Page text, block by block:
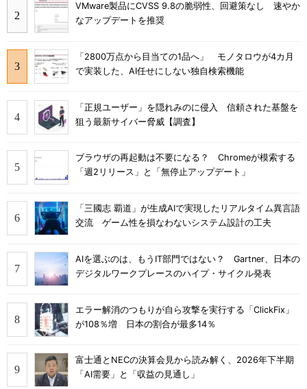
VMware製品にCVSS 9.8の脆弱性、回避策なし 速やか
なアップデートを推奨
「2800万点から目当ての1品へ」 モノタロウが4カ月
で実装した、AI任せにしない独自検索機能
「正規ユーザー」を隠れみのに侵入 信頼された基盤を
狙う最新サイバー脅威【調査】
ブラウザの再起動は不要になる？ Chromeが模索する
「週2リリース」と「無停止アップデート」
「三國志 覇道」が生成AIで実現したリアルタイム異言語
交流 ゲーム性を損なわないシステム設計の工夫
AIを選ぶのは、もうIT部門ではない？ Gartner、日本の
デジタルワークプレースのハイプ・サイクル発表
エラー解消のつもりが自ら攻撃を実行する「ClickFix」
が108％増 日本の割合が最多14％
富士通とNECの決算会見から読み解く、2026年下半期
「AI需要」と「収益の見通し」